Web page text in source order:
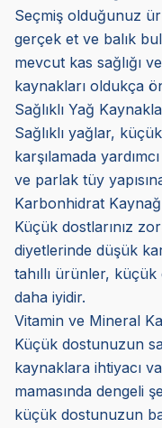
Seçmiş olduğunuz
gerçek et ve balık
mevcut kas sağlığı
kaynakları oldukça
Sağlıklı Yağ
Sağlıklı yağlar,
karşılamada
ve parlak tüy
Karbonhidrat
Küçük dostlarınız
diyetlerinde düşük
tahıllı ürünler, küçük
daha iyidir.
Vitamin ve Mineral
Küçük dostunuzun
kaynaklara ihtiyacı
mamasında dengeli
küçük dostunuzun